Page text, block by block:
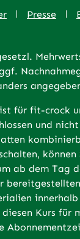
Presse
für fit-crock
und
können
ab dem Tag
innerhalb
Kurs für